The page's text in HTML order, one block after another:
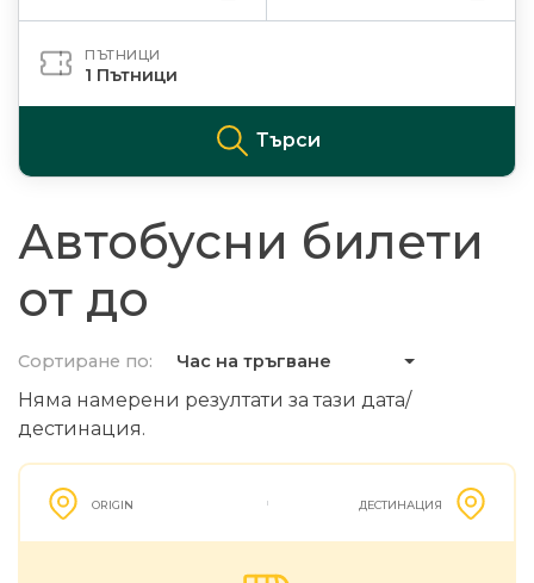
ПЪТНИЦИ
1 Пътници
Търси
Автобусни билети
от до
Сортиране по: Час на тръгване
Няма намерени резултати за тази дата/
дестинация.
ORIGIN ДЕСТИНАЦИЯ